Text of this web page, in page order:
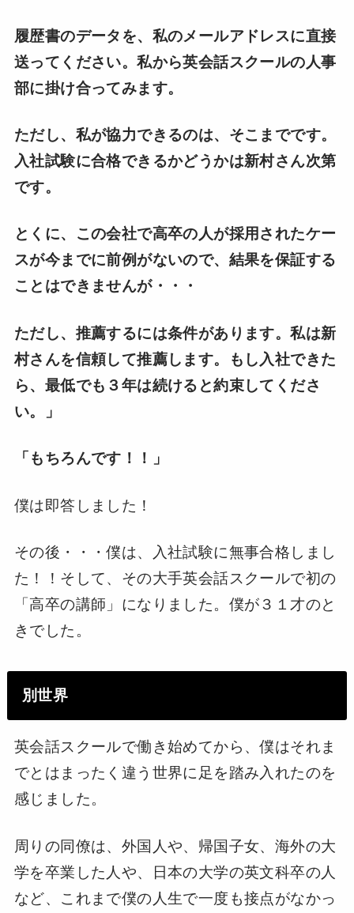
履歴書のデータを、私のメールアドレスに直接
送ってください。私から英会話スクールの人事
部に掛け合ってみます。
ただし、私が協力できるのは、そこまでです。
入社試験に合格できるかどうかは新村さん次第
です。
とくに、この会社で高卒の人が採用されたケー
スが今までに前例がないので、結果を保証する
ことはできませんが・・・
ただし、推薦するには条件があります。私は新
村さんを信頼して推薦します。もし入社できた
ら、最低でも３年は続けると約束してくださ
い。」
「もちろんです！！」
僕は即答しました！
その後・・・僕は、入社試験に無事合格しまし
た！！そして、その大手英会話スクールで初の
「高卒の講師」になりました。僕が３１才のと
きでした。
別世界
英会話スクールで働き始めてから、僕はそれま
でとはまったく違う世界に足を踏み入れたのを
感じました。
周りの同僚は、外国人や、帰国子女、海外の大
学を卒業した人や、日本の大学の英文科卒の人
など、これまで僕の人生で一度も接点がなかっ